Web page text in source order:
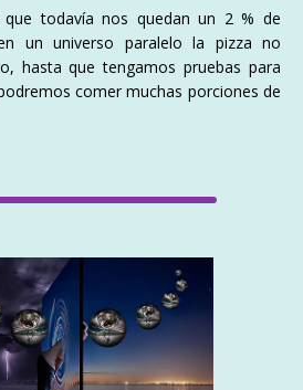
todavía nos quedan un 2 % de
un universo paralelo la pizza no
hasta que tengamos pruebas para
comer muchas porciones de